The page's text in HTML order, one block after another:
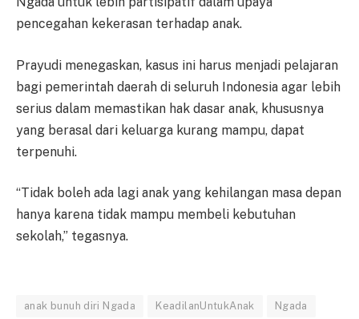
pencegahan kekerasan terhadap anak.
Prayudi menegaskan, kasus ini harus menjadi pelajaran
bagi pemerintah daerah di seluruh Indonesia agar lebih
serius dalam memastikan hak dasar anak, khususnya
yang berasal dari keluarga kurang mampu, dapat
terpenuhi.
“Tidak boleh ada lagi anak yang kehilangan masa depan
hanya karena tidak mampu membeli kebutuhan
sekolah,” tegasnya.
anak bunuh diri Ngada KeadilanUntukAnak Ngada